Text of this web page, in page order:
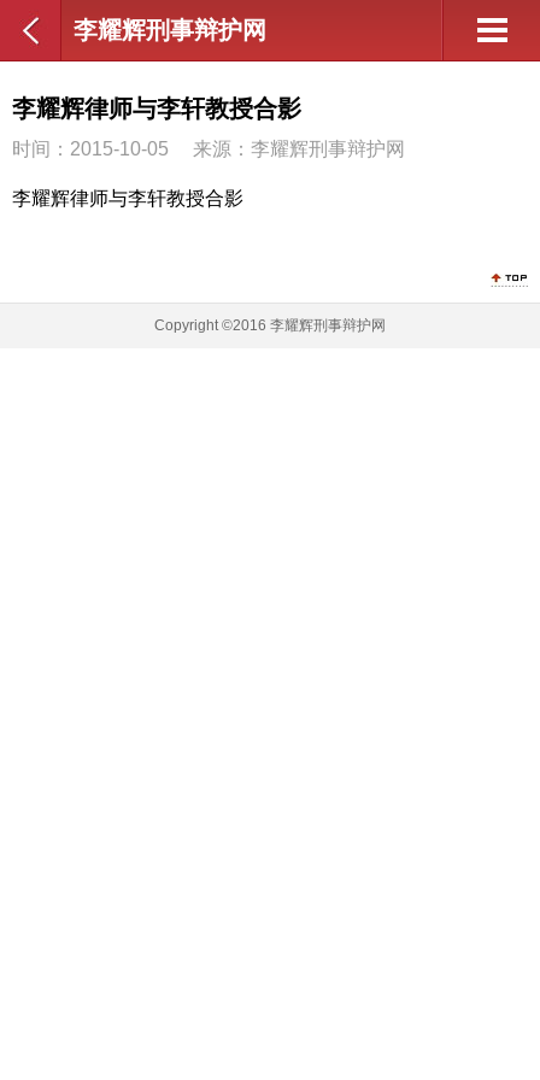
李耀辉刑事辩护网
李耀辉律师与李轩教授合影
时间：2015-10-05 来源：李耀辉刑事辩护网
李耀辉律师与李轩教授合影
Copyright ©2016 李耀辉刑事辩护网